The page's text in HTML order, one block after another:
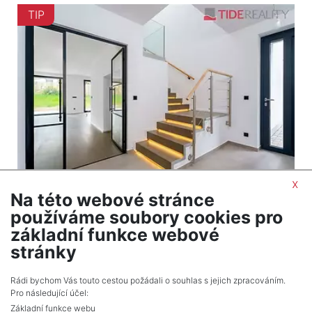
TIP
Dům na prodej / rodinný dům / 170 m
Praha
21 800 000 Kč (za nemovitost) Cena včetně
provize
x
Na této webové stránce
používáme soubory cookies pro
základní funkce webové
stránky
Rádi bychom Vás touto cestou požádali o souhlas s jejich zpracováním.
Pro následující účel:
Základní funkce webu